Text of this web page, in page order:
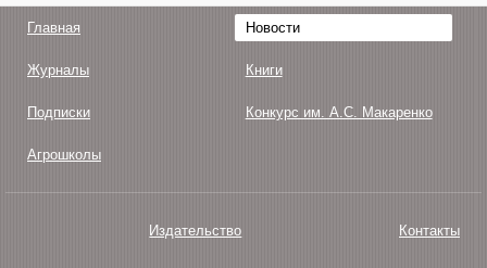
Главная Новости
Журналы Книги
Подписки Конкурс им. А.С. Макаренко
Агрошколы
Издательство Контакты